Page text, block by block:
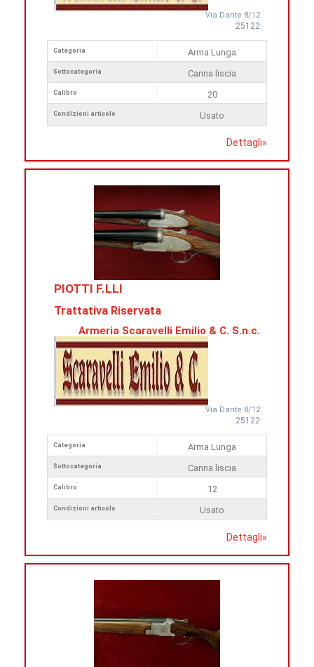
Via Dante 8/12
25122
Categoria
Sottocategoria
Calibro
Condizioni articolo
Arma Lunga
Canna liscia
20
Usato
Dettagli»
PIOTTI F.LLI
Trattativa Riservata
Armeria Scaravelli Emilio & C. S.n.c.
Via Dante 8/12
25122
Categoria
Sottocategoria
Calibro
Condizioni articolo
Arma Lunga
Canna liscia
12
Usato
Dettagli»